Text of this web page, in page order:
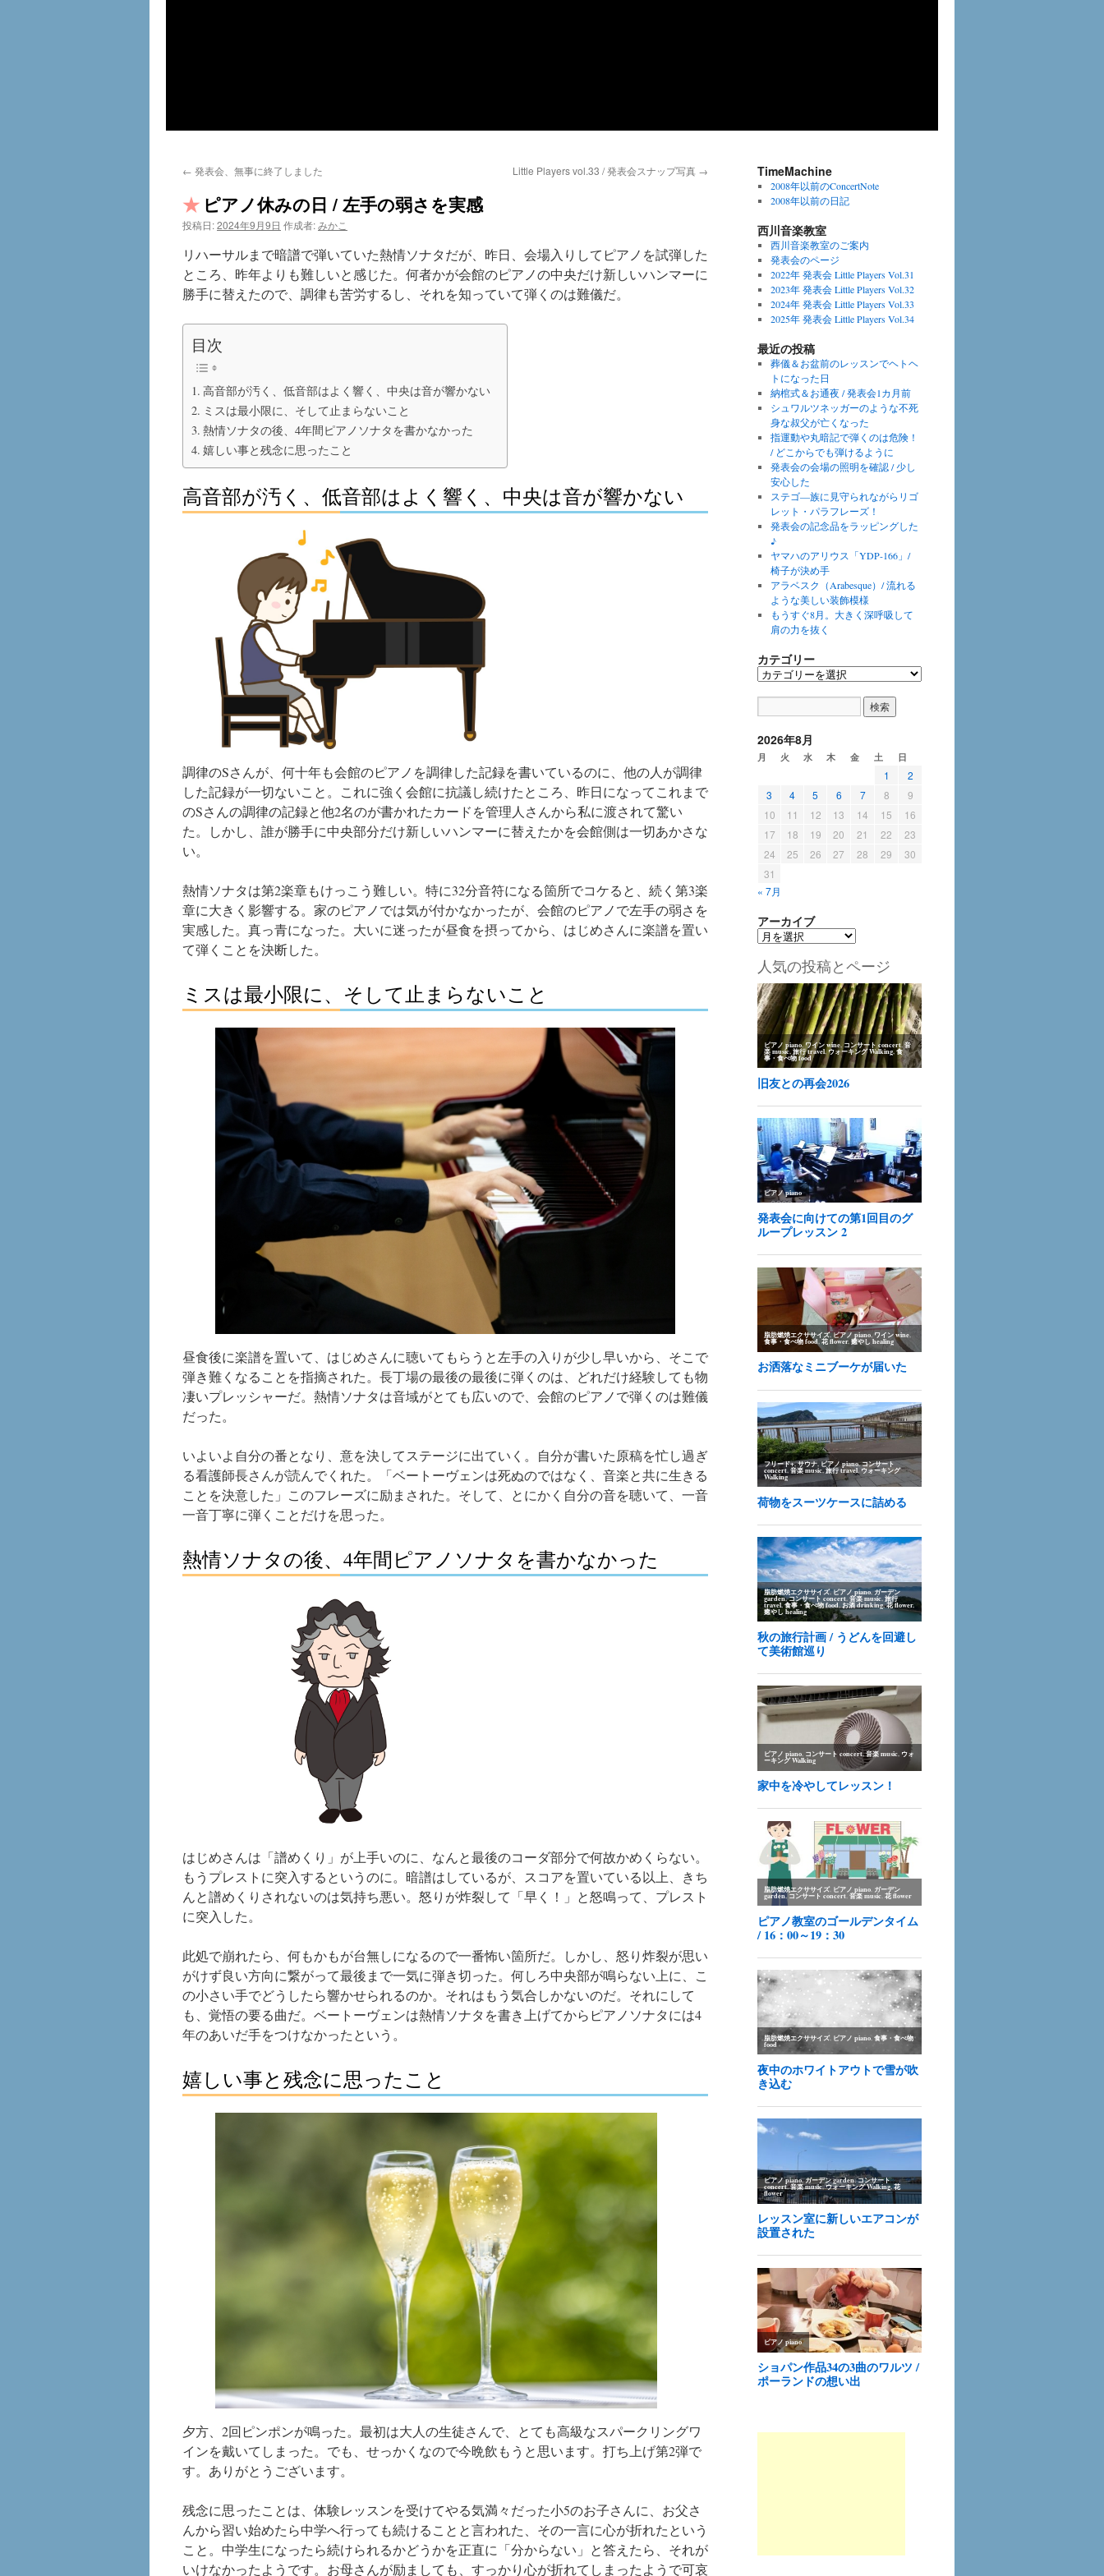
← 発表会、無事に終了しました Little Players vol.33 / 発表会スナップ写真 →
ピアノ休みの日 / 左手の弱さを実感
投稿日:2024年9月9日 作成者:みかこ
リハーサルまで暗譜で弾いていた熱情ソナタだが、昨日、会場入りしてピアノを試弾した
ところ、昨年よりも難しいと感じた。何者かが会館のピアノの中央だけ新しいハンマーに
勝手に替えたので、調律も苦労するし、それを知っていて弾くのは難儀だ。
目次
高音部が汚く、低音部はよく響く、中央は音が響かない
ミスは最小限に、そして止まらないこと
熱情ソナタの後、4年間ピアノソナタを書かなかった
嬉しい事と残念に思ったこと
高音部が汚く、低音部はよく響く、中央は音が響かない
調律のSさんが、何十年も会館のピアノを調律した記録を書いているのに、他の人が調律
した記録が一切ないこと。これに強く会館に抗議し続けたところ、昨日になってこれまで
のSさんの調律の記録と他2名のが書かれたカードを管理人さんから私に渡されて驚い
た。しかし、誰が勝手に中央部分だけ新しいハンマーに替えたかを会館側は一切あかさな
い。
熱情ソナタは第2楽章もけっこう難しい。特に32分音符になる箇所でコケると、続く第3楽
章に大きく影響する。家のピアノでは気が付かなかったが、会館のピアノで左手の弱さを
実感した。真っ青になった。大いに迷ったが昼食を摂ってから、はじめさんに楽譜を置い
て弾くことを決断した。
ミスは最小限に、そして止まらないこと
昼食後に楽譜を置いて、はじめさんに聴いてもらうと左手の入りが少し早いから、そこで
弾き難くなることを指摘された。長丁場の最後の最後に弾くのは、どれだけ経験しても物
凄いプレッシャーだ。熱情ソナタは音域がとても広いので、会館のピアノで弾くのは難儀
だった。
いよいよ自分の番となり、意を決してステージに出ていく。自分が書いた原稿を忙し過ぎ
る看護師長さんが読んでくれた。「ベートーヴェンは死ぬのではなく、音楽と共に生きる
ことを決意した」このフレーズに励まされた。そして、とにかく自分の音を聴いて、一音
一音丁寧に弾くことだけを思った。
熱情ソナタの後、4年間ピアノソナタを書かなかった
はじめさんは「譜めくり」が上手いのに、なんと最後のコーダ部分で何故かめくらない。
もうプレストに突入するというのに。暗譜はしているが、スコアを置いている以上、きち
んと譜めくりされないのは気持ち悪い。怒りが炸裂して「早く！」と怒鳴って、プレスト
に突入した。
此処で崩れたら、何もかもが台無しになるので一番怖い箇所だ。しかし、怒り炸裂が思い
がけず良い方向に繋がって最後まで一気に弾き切った。何しろ中央部が鳴らない上に、こ
の小さい手でどうしたら響かせられるのか。それはもう気合しかないのだ。それにして
も、覚悟の要る曲だ。ベートーヴェンは熱情ソナタを書き上げてからピアノソナタには4
年のあいだ手をつけなかったという。
嬉しい事と残念に思ったこと
夕方、2回ピンポンが鳴った。最初は大人の生徒さんで、とても高級なスパークリングワ
インを戴いてしまった。でも、せっかくなので今晩飲もうと思います。打ち上げ第2弾で
す。ありがとうございます。
残念に思ったことは、体験レッスンを受けてやる気満々だった小5のお子さんに、お父さ
んから習い始めたら中学へ行っても続けることと言われた、その一言に心が折れたという
こと。中学生になったら続けられるかどうかを正直に「分からない」と答えたら、それが
いけなかったようです。お母さんが励ましても、すっかり心が折れてしまったようで可哀
TimeMachine
2008年以前のConcertNote
2008年以前の日記
西川音楽教室
西川音楽教室のご案内
発表会のページ
2022年 発表会 Little Players Vol.31
2023年 発表会 Little Players Vol.32
2024年 発表会 Little Players Vol.33
2025年 発表会 Little Players Vol.34
最近の投稿
葬儀＆お盆前のレッスンでヘトヘ
トになった日
納棺式＆お通夜 / 発表会1カ月前
シュワルツネッガーのような不死
身な叔父が亡くなった
指運動や丸暗記で弾くのは危険！
/ どこからでも弾けるように
発表会の会場の照明を確認 / 少し
安心した
ステゴ―族に見守られながらリゴ
レット・パラフレーズ！
発表会の記念品をラッピングした
♪
ヤマハのアリウス「YDP-166」/
椅子が決め手
アラベスク（Arabesque）/ 流れる
ような美しい装飾模様
もうすぐ8月。大きく深呼吸して
肩の力を抜く
カテゴリー
カ
リ
2026年8月
月 火 水 木 金 土 日
1
2
3
4 5 6 7 8
9
10
11 12 13 14 15
16
17
18 19 20 21 22
23
24
25 26 27 28 29
30
31
« 7月
アーカイブ
ア
カ
ブ
人気の投稿とページ